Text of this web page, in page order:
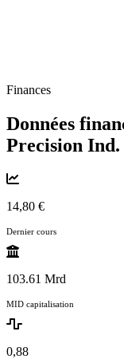
Finances
Données
Precision
14,80 €
Dernier cours
103.61 Mrd
MID capitalisation
0,88